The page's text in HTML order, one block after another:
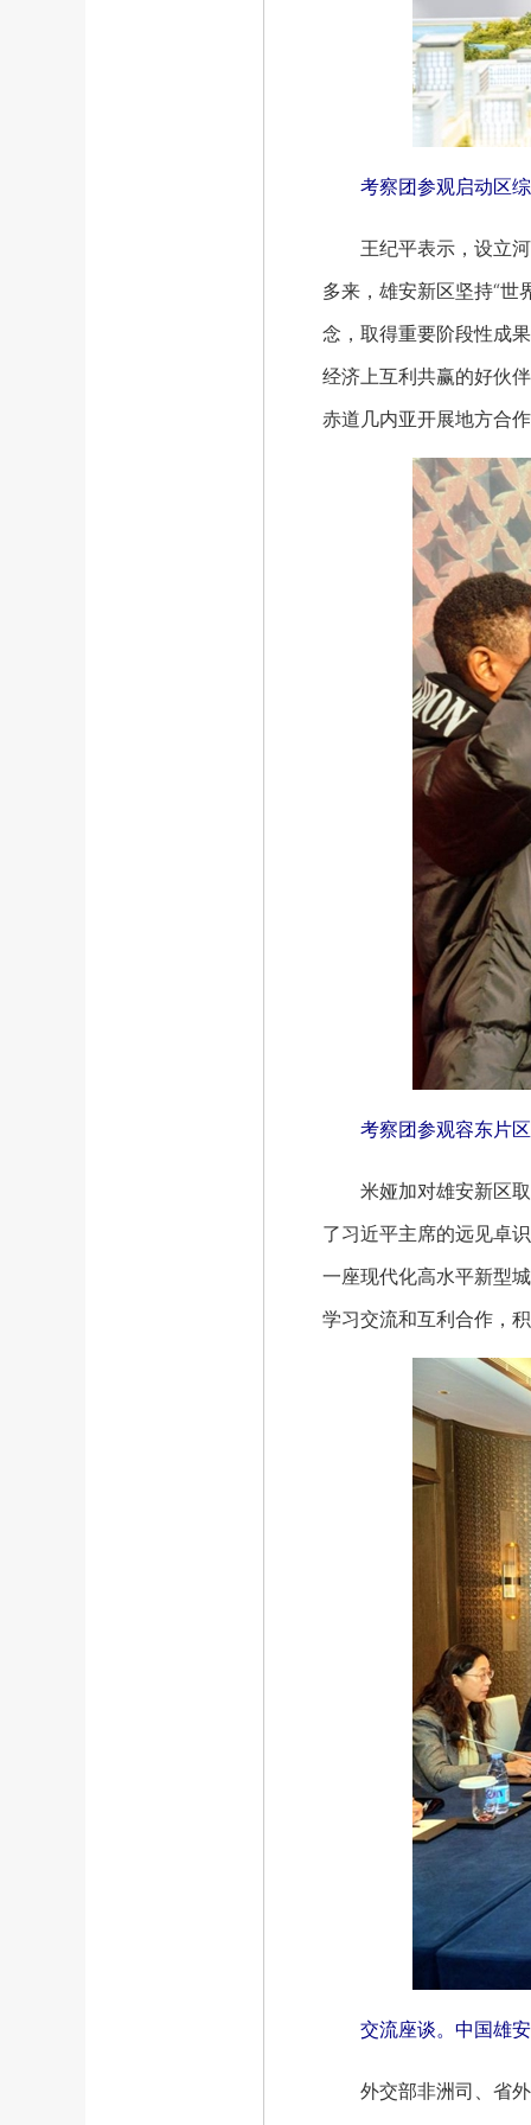
考察团参观启动区
王纪平表示，设立河
多来，雄安新区坚持“世
念，取得重要阶段性成
经济上互利共赢的好伙
赤道几内亚开展地方合
考察团参观容东片
米娅加对雄安新区取
了习近平主席的远见卓
一座现代化高水平新型
学习交流和互利合作，
交流座谈。中国雄
外交部非洲司、省外